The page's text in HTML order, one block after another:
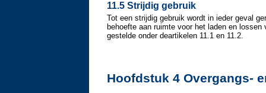
11.5 Strijdig gebruik
Tot een strijdig gebruik wordt in ieder geval
behoefte aan ruimte voor het laden en
gestelde onder deartikelen 11.1 en 11.2.
Hoofdstuk 4 Overgangs-